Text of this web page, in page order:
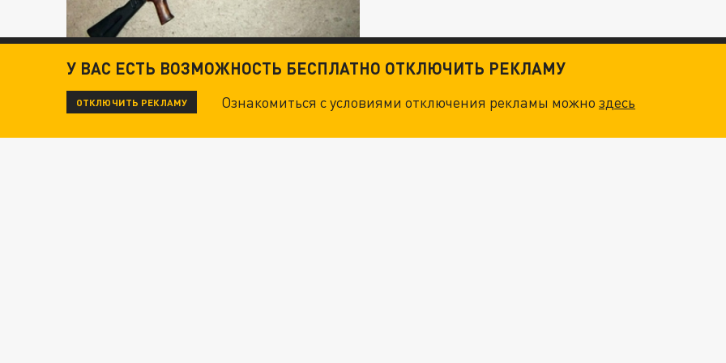
У ВАС ЕСТЬ ВОЗМОЖНОСТЬ БЕСПЛАТНО ОТКЛЮЧИТЬ РЕКЛАМУ
ОТКЛЮЧИТЬ РЕКЛАМУ Ознакомиться с условиями отключения рекламы можноздесь